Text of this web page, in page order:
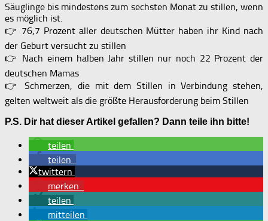
Säuglinge bis mindestens zum sechsten Monat zu stillen, wenn
es möglich ist.
👉 76,7 Prozent aller deutschen Mütter haben ihr Kind nach
der Geburt versucht zu stillen
👉 Nach einem halben Jahr stillen nur noch 22 Prozent der
deutschen Mamas
👉 Schmerzen, die mit dem Stillen in Verbindung stehen,
gelten weltweit als die größte Herausforderung beim Stillen
P.S. Dir hat dieser Artikel gefallen? Dann teile ihn bitte!
teilen
teilen
twittern
merken
teilen
mitteilen